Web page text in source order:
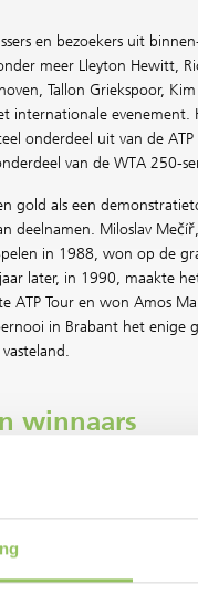
en bezoekers uit
meer Lleyton Hewitt,
Tallon Griekspoor, Kim
internationale evenement.
onderdeel uit van de
van de WTA 250-
gold als een
deelnamen. Miloslav
in 1988, won op de
later, in 1990, maakte
ATP Tour en won Amos
in Brabant het enige
winnaars
1996 Anke Huber